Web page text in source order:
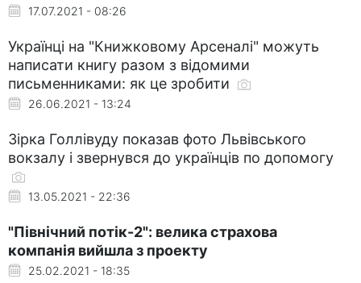
17.07.2021 - 08:26
Українці на "Книжковому Арсеналі" можуть
написати книгу разом з відомими
письменниками: як це зробити
26.06.2021 - 13:24
Зірка Голлівуду показав фото Львівського
вокзалу і звернувся до українців по допомогу
13.05.2021 - 22:36
"Північний потік-2": велика страхова
компанія вийшла з проекту
25.02.2021 - 18:35